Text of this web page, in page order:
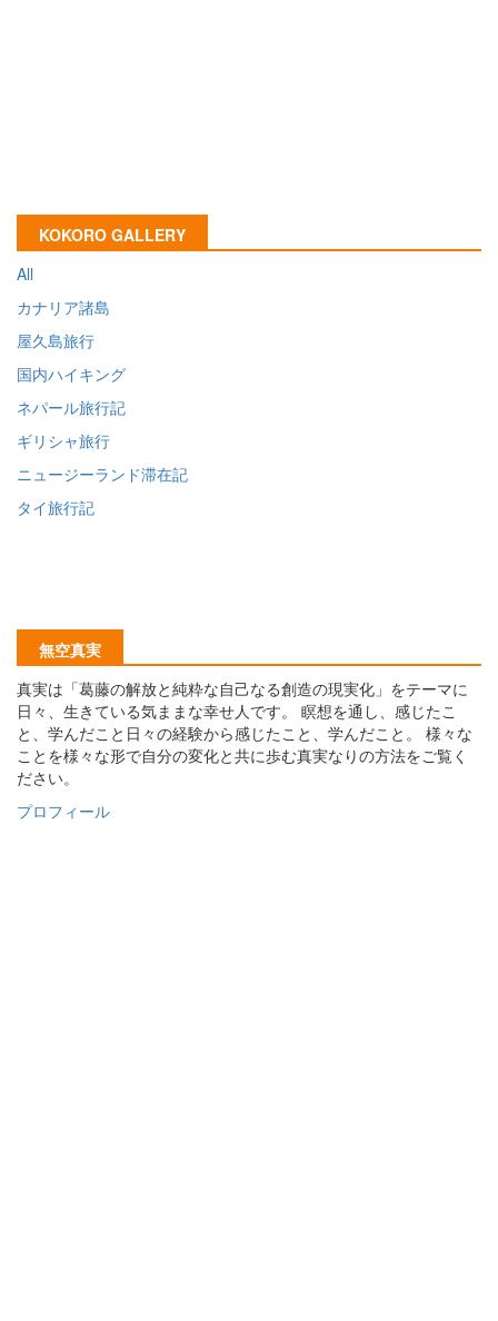
KOKORO GALLERY
All
カナリア諸島
屋久島旅行
国内ハイキング
ネパール旅行記
ギリシャ旅行
ニュージーランド滞在記
タイ旅行記
無空真実
真実は「葛藤の解放と純粋な自己なる創造の現実化」をテーマに
日々、生きている気ままな幸せ人です。 瞑想を通し、感じたこ
と、学んだこと日々の経験から感じたこと、学んだこと。 様々な
ことを様々な形で自分の変化と共に歩む真実なりの方法をご覧く
ださい。
プロフィール